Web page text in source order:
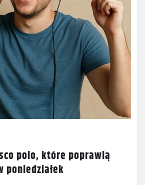
polo, które poprawią
poniedziałek